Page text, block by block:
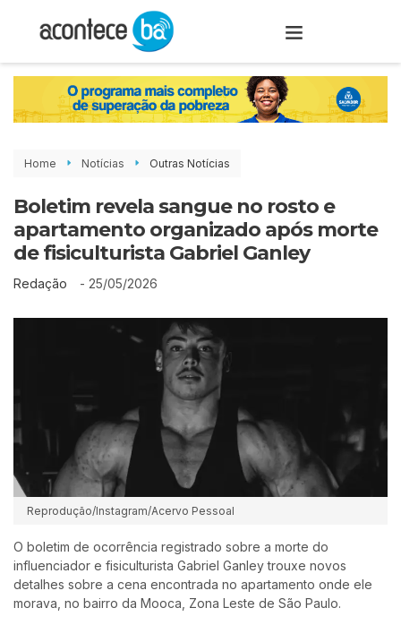
Home Notícias Outras Notícias
Boletim revela sangue no rosto e
apartamento organizado após morte
de fisiculturista Gabriel Ganley
Redação - 25/05/2026
Reprodução/Instagram/Acervo Pessoal
O boletim de ocorrência registrado sobre a morte do
influenciador e fisiculturista Gabriel Ganleytrouxe novos
detalhes sobre a cena encontrada no apartamento onde ele
morava, no bairro da Mooca, Zona Leste de São Paulo.